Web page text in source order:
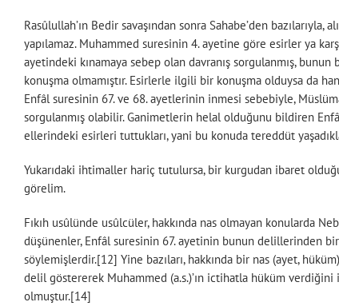
Rasûlullah’ın Bedir savaşından sonra Sahabe’den
yapılamaz. Muhammed suresinin 4. ayetine göre esirler ya
ayetindeki kınamaya sebep olan davranış sorgulanmış,
konuşma olmamıştır. Esirlerle ilgili bir konuşma olduysa da
Enfâl suresinin 67. ve 68. ayetlerinin inmesi sebebiyle,
sorgulanmış olabilir. Ganimetlerin helal olduğunu bildiren
ellerindeki esirleri tuttukları, yani bu konuda tereddüt
Yukarıdaki ihtimaller hariç tutulursa, bir kurgudan ibaret
görelim.
Fıkıh usûlünde usûlcüler, hakkında nas olmayan konularda
düşünenler, Enfâl suresinin 67. ayetinin bunun delillerinden
söylemişlerdir.[12] Yine bazıları, hakkında bir nas (ayet,
delil göstererek Muhammed (a.s.)’ın ictihatla hüküm
olmuştur.[14]